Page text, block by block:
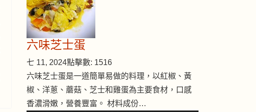
六味芝士蛋
七 11, 2024點擊數: 1516
六味芝士蛋是一道簡單易做的料理，以紅椒、黃
椒、洋蔥、蘑菇、芝士和雞蛋為主要食材，口感
香濃滑嫩，營養豐富。 材料成份…